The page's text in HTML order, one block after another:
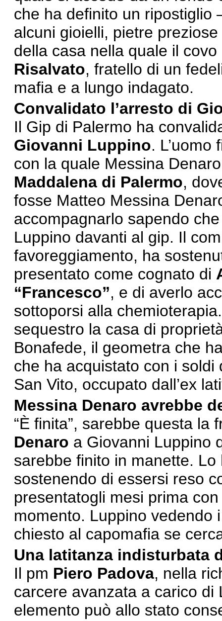
che ha definito un ripostiglio
alcuni gioielli, pietre
della casa nella quale il
Risalvato, fratello di un
mafia e a lungo indagato.
Convalidato l’arresto di
Il Gip di Palermo ha
Giovanni Luppino.
con la quale Messina
Maddalena di Palermo,
fosse Matteo Messina
accompagnarlo sapendo
Luppino davanti al gip. Il
favoreggiamento, ha
presentato come cognato di
“Francesco”, e di averlo
sottoporsi alla
sequestro la casa di
Bonafede, il geometra che
che ha acquistato con i soldi
San Vito, occupato dall’ex
Messina Denaro avrebbe
“È finita”, sarebbe questa
Denaro a Giovanni Luppino
sarebbe finito in manette.
sostenendo di essersi reso
presentatogli mesi prima
momento. Luppino vedendo
chiesto al capomafia se
Una latitanza indisturbata
Il pm Piero Padova, nella
carcere avanzata a carico di
elemento può allo stato